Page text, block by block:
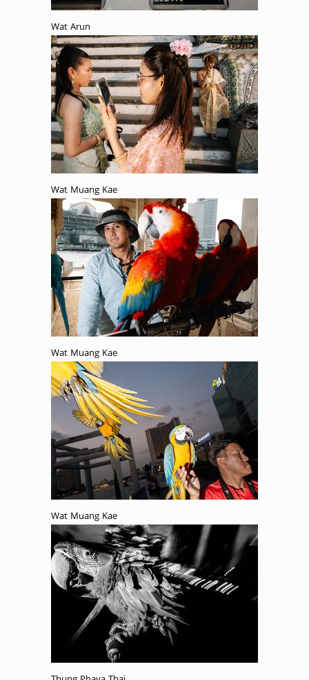
Wat Arun
Wat Muang Kae
Wat Muang Kae
Wat Muang Kae